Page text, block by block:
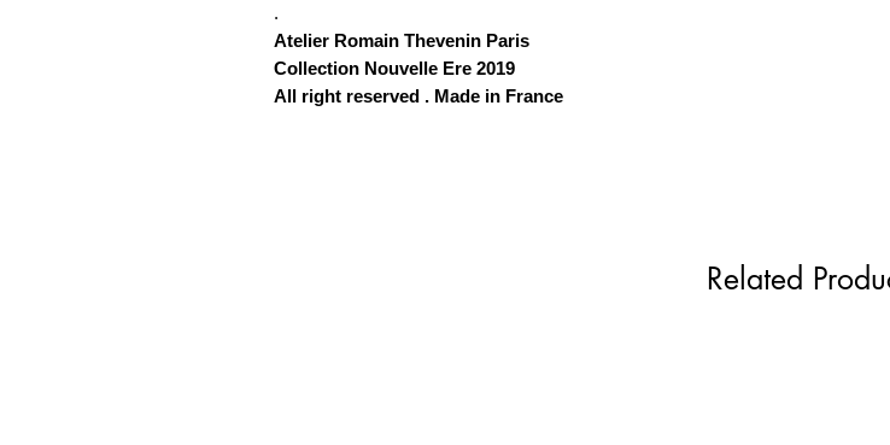
.
Atelier Romain Thevenin Paris
Collection Nouvelle Ere 2019
All right reserved . Made in France
Related